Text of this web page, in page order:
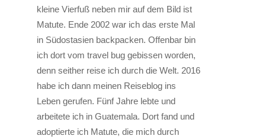
kleine Vierfuß neben mir auf dem Bild ist
Matute. Ende 2002 war ich das erste Mal
in Südostasien backpacken. Offenbar bin
ich dort vom travel bug gebissen worden,
denn seither reise ich durch die Welt. 2016
habe ich dann meinen Reiseblog ins
Leben gerufen. Fünf Jahre lebte und
arbeitete ich in Guatemala. Dort fand und
adoptierte ich Matute, die mich durch